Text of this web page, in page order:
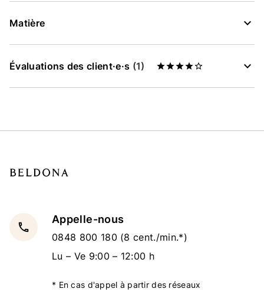
Matière
Évaluations des client·e·s (1)
local_phone
Appelle-nous
0848 800 180 (8 cent./min.*)
Lu – Ve 9:00 – 12:00 h
* En cas d'appel à partir des réseaux